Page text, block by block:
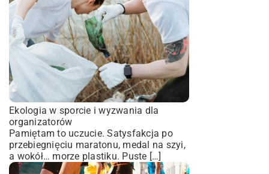
Ekologia w sporcie i wyzwania dla
organizatorów
Pamiętam to uczucie. Satysfakcja po
przebiegnięciu maratonu, medal na szyi,
a wokół… morze plastiku. Puste […]